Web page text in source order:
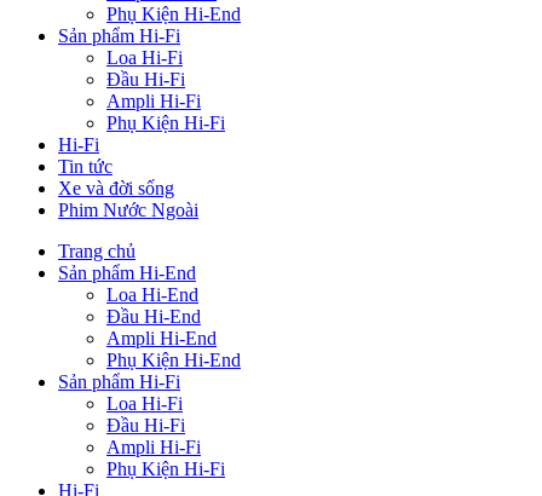
Phụ Kiện Hi-End
Sản phẩm Hi-Fi
Loa Hi-Fi
Đầu Hi-Fi
Ampli Hi-Fi
Phụ Kiện Hi-Fi
Hi-Fi
Tin tức
Xe và đời sống
Phim Nước Ngoài
Trang chủ
Sản phẩm Hi-End
Loa Hi-End
Đầu Hi-End
Ampli Hi-End
Phụ Kiện Hi-End
Sản phẩm Hi-Fi
Loa Hi-Fi
Đầu Hi-Fi
Ampli Hi-Fi
Phụ Kiện Hi-Fi
Hi-Fi